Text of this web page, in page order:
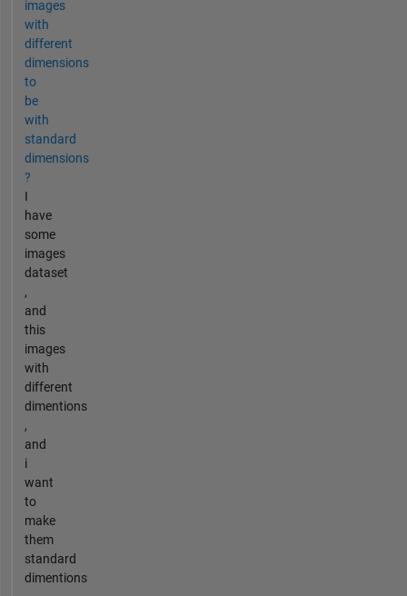
images
with
different
dimensions
to
be
with
standard
dimensions
?
I
have
some
images
dataset
,
and
this
images
with
different
dimentions
,
and
i
want
to
make
them
standard
dimentions